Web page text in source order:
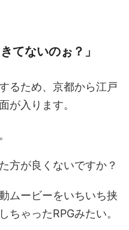
てないのぉ？」
るため、京都から江戸
が入ります。
方が良くないですか？
ムービーをいちいち挟
ゃったRPGみたい。